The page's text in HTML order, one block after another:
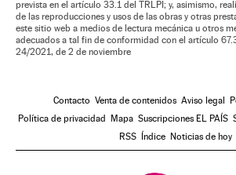
prevista en el artículo 33.1 del TRLPI; y, asimismo,
de las reproducciones y usos de las obras y otras
este sitio web a medios de lectura mecánica u otros
adecuados a tal fin de conformidad con el artículo
24/2021, de 2 de noviembre
Contacto Venta de contenidos Aviso legal
Política de privacidad Mapa Suscripciones EL PAÍS
RSS Índice Noticias de hoy